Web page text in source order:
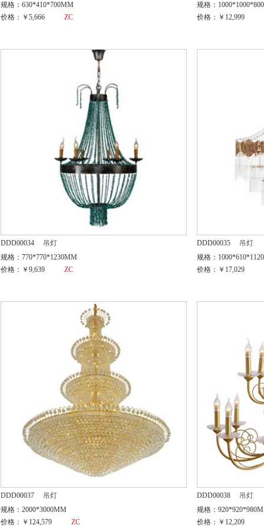
规格：630*410*700MM
价格：￥5,666
ZC
规格：
价格：￥12,999
DDD00034
吊灯
规格：770*770*1230MM
价格：￥9,639
ZC
DDD00035
吊灯
规格：
价格：￥17,029
DDD00037
吊灯
规格：2000*3000MM
价格：￥124,579
ZC
DDD00038
吊灯
规格：
价格：￥12,209